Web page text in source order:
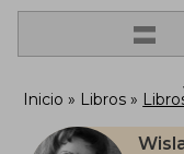
=
Inicio Libros